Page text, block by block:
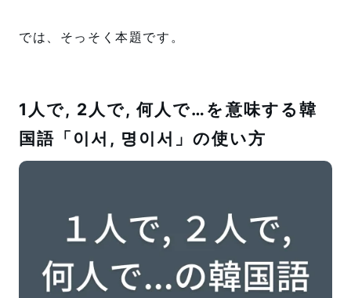
では、そっそく本題です。
1人で, 2人で, 何人で…を意味する韓
国語「이서, 명이서」の使い方